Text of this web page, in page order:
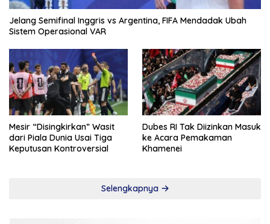
Jelang Semifinal Inggris vs Argentina, FIFA Mendadak Ubah
Sistem Operasional VAR
Mesir “Disingkirkan” Wasit
dari Piala Dunia Usai Tiga
Keputusan Kontroversial
Dubes RI Tak Diizinkan Masuk
ke Acara Pemakaman
Khamenei
Selengkapnya